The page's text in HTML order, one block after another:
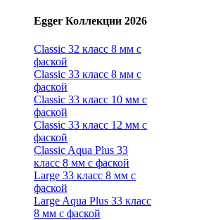
Egger Коллекции 2026
Classic 32 класс 8 мм с
фаской
Classic 33 класс 8 мм с
фаской
Classic 33 класс 10 мм с
фаской
Classic 33 класс 12 мм с
фаской
Classic Aqua Plus 33
класс 8 мм с фаской
Large 33 класс 8 мм с
фаской
Large Aqua Plus 33 класс
8 мм с фаской